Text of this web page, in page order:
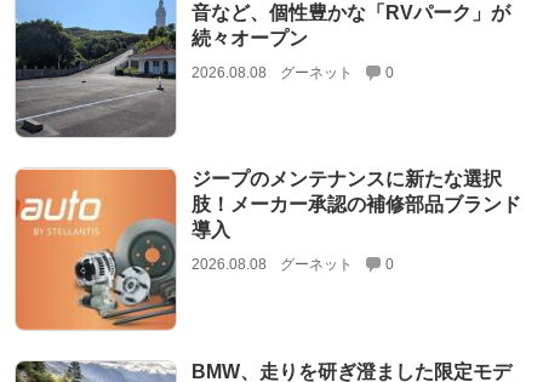
音など、個性豊かな「RVパーク」が
続々オープン
2026.08.08 グーネット 0
ジープのメンテナンスに新たな選択
肢！メーカー承認の補修部品ブランド
導入
2026.08.08 グーネット 0
BMW、走りを研ぎ澄ました限定モデ